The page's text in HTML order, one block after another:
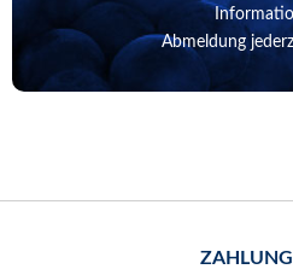
Abmeldung